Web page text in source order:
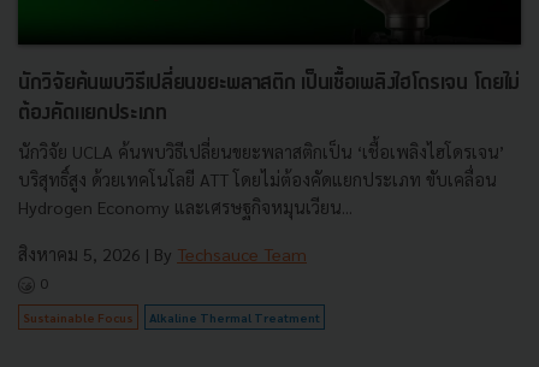
นักวิจัยค้นพบวิธีเปลี่ยนขยะพลาสติก เป็นเชื้อเพลิงไฮโดรเจน โดยไม่
ต้องคัดแยกประเภท
นักวิจัย UCLA ค้นพบวิธีเปลี่ยนขยะพลาสติกเป็น ‘เชื้อเพลิงไฮโดรเจน’
บริสุทธิ์สูง ด้วยเทคโนโลยี ATT โดยไม่ต้องคัดแยกประเภท ขับเคลื่อน
Hydrogen Economy และเศรษฐกิจหมุนเวียน...
สิงหาคม 5, 2026 | By Techsauce Team
0
Sustainable Focus Alkaline Thermal Treatment